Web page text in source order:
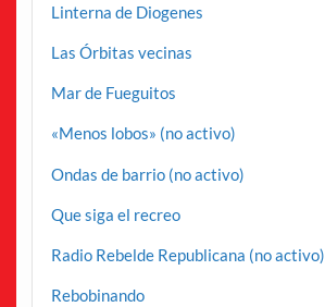
Linterna de Diogenes
Las Órbitas vecinas
Mar de Fueguitos
«Menos lobos» (no activo)
Ondas de barrio (no activo)
Que siga el recreo
Radio Rebelde Republicana (no activo)
Rebobinando